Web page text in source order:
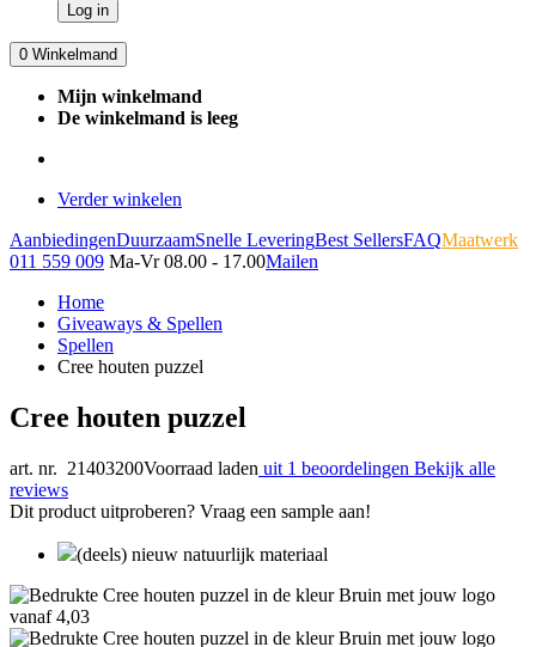
Log in
0 Winkelmand
Mijn winkelmand
De winkelmand is leeg
Verder winkelen
AanbiedingenDuurzaamSnelle LeveringBest SellersFAQMaatwerk
011 559 009 Ma-Vr 08.00 - 17.00Mailen
Home
Giveaways & Spellen
Spellen
Cree houten puzzel
Cree houten puzzel
art. nr. 21403200Voorraad laden uit 1 beoordelingen Bekijk alle
reviews
Dit product uitproberen? Vraag een sample aan!
(deels) nieuw natuurlijk materiaal